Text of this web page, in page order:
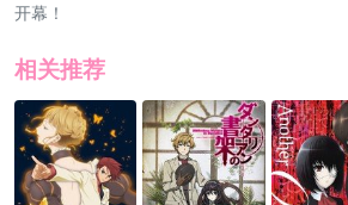
开幕！
相关推荐